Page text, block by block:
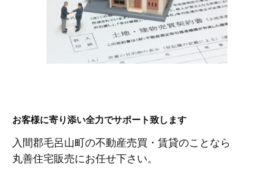
お客様に寄り添い全力でサポート致します
入間郡毛呂山町の不動産売買・賃貸のことなら
丸善住宅販売にお任せ下さい。